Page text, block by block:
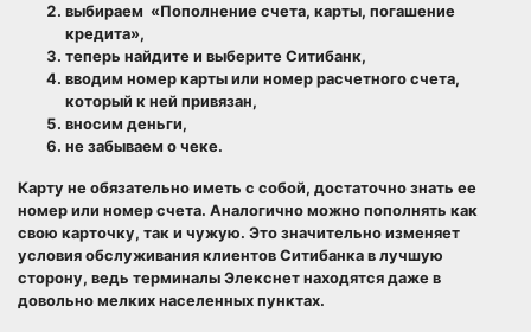
выбираем «Пополнение счета, карты, погашение
кредита»,
теперь найдите и выберите Ситибанк,
вводим номер карты или номер расчетного счета,
который к ней привязан,
вносим деньги,
не забываем о чеке.
Карту не обязательно иметь с собой, достаточно знать ее
номер или номер счета. Аналогично можно пополнять как
свою карточку, так и чужую. Это значительно изменяет
условия обслуживания клиентов Ситибанка в лучшую
сторону, ведь терминалы Элекснет находятся даже в
довольно мелких населенных пунктах.